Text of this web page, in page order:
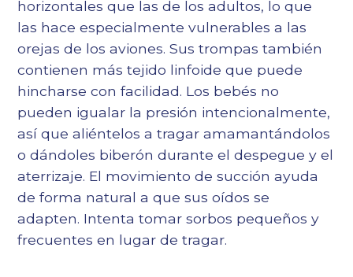
horizontales que las de los adultos, lo que
las hace especialmente vulnerables a las
orejas de los aviones. Sus trompas también
contienen más tejido linfoide que puede
hincharse con facilidad. Los bebés no
pueden igualar la presión intencionalmente,
así que aliéntelos a tragar amamantándolos
o dándoles biberón durante el despegue y el
aterrizaje. El movimiento de succión ayuda
de forma natural a que sus oídos se
adapten. Intenta tomar sorbos pequeños y
frecuentes en lugar de tragar.